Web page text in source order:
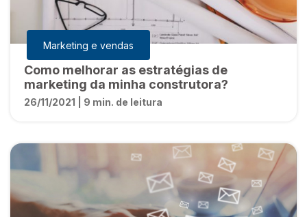
Marketing e vendas
Como melhorar as estratégias de
marketing da minha construtora?
26/11/2021 | 9 min. de leitura